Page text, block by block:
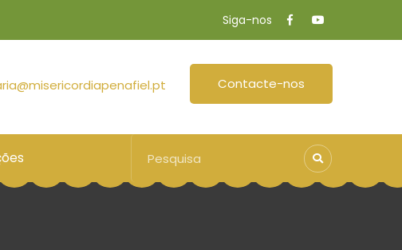
Siga-nos
Contacte-nos